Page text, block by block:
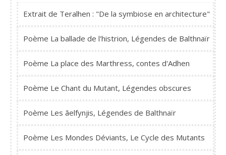
Extrait de Teralhen : "De la symbiose en architecture"
Poème La ballade de l'histrion, Légendes de Balthnaïr
Poème La place des Marthress, contes d'Adhen
Poème Le Chant du Mutant, Légendes obscures
Poème Les ãelfynjis, Légendes de Balthnaïr
Poème Les Mondes Déviants, Le Cycle des Mutants